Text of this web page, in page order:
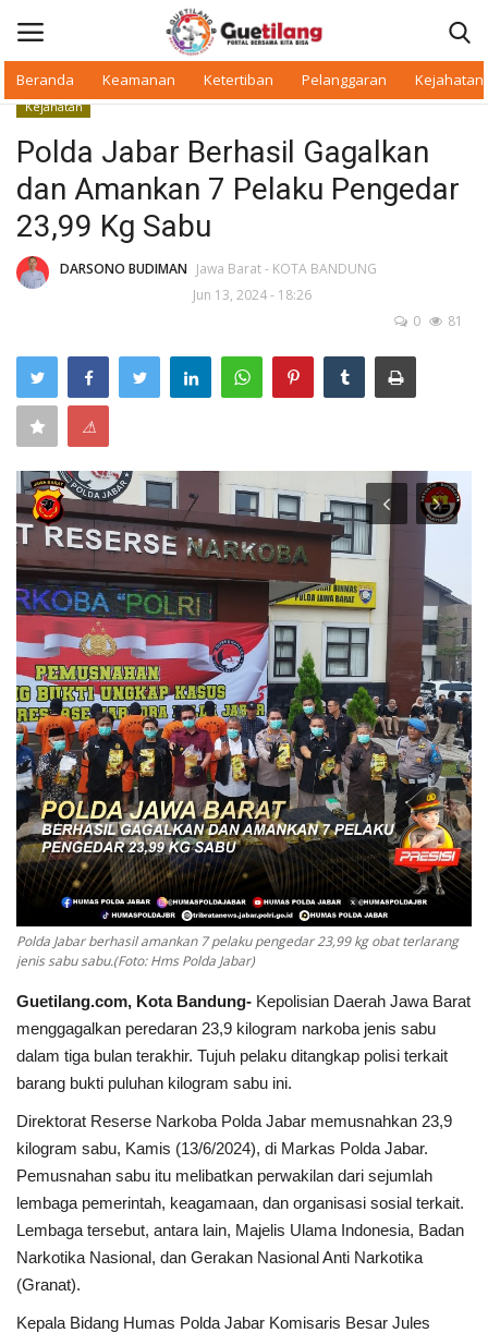
Beranda Keamanan Ketertiban Pelanggaran Kejahatan
Beranda
Warkop Digital
Pelanggaran
Ketertiban
Keamanan
Kejahatan
Cybers Event
UMKM & Ekonomi Kreatif
Pekerja Migran Indonesia
Ekonomi
Pendidikan
Informasi Journalism
Olahraga
Kesehatan
Layanan Publik
Perempuan/Anak
Kejahatan
Polda Jabar Berhasil Gagalkan
dan Amankan 7 Pelaku Pengedar
23,99 Kg Sabu
DARSONO BUDIMAN Jawa Barat - KOTA BANDUNG
Jun 13, 2024 - 18:26
0
81
⚠
Polda Jabar berhasil amankan 7 pelaku pengedar 23,99 kg obat terlarang
jenis sabu sabu.(Foto: Hms Polda Jabar)
Guetilang.com, Kota Bandung- Kepolisian Daerah Jawa Barat
menggagalkan peredaran 23,9 kilogram narkoba jenis sabu
dalam tiga bulan terakhir. Tujuh pelaku ditangkap polisi terkait
barang bukti puluhan kilogram sabu ini.
Direktorat Reserse Narkoba Polda Jabar memusnahkan 23,9
kilogram sabu, Kamis (13/6/2024), di Markas Polda Jabar.
Pemusnahan sabu itu melibatkan perwakilan dari sejumlah
lembaga pemerintah, keagamaan, dan organisasi sosial terkait.
Lembaga tersebut, antara lain, Majelis Ulama Indonesia, Badan
Narkotika Nasional, dan Gerakan Nasional Anti Narkotika
(Granat).
Kepala Bidang Humas Polda Jabar Komisaris Besar Jules